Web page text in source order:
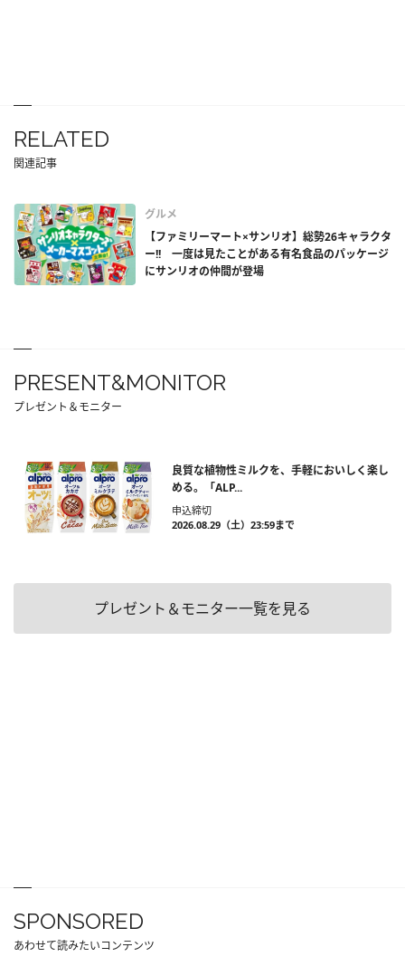
RELATED
関連記事
グルメ
【ファミリーマート×サンリオ】総勢26キャラクタ
ー!! 一度は見たことがある有名食品のパッケージ
にサンリオの仲間が登場
PRESENT&MONITOR
プレゼント＆モニター
良質な植物性ミルクを、手軽においしく楽し
める。「ALP...
申込締切
2026.08.29（土）23:59まで
プレゼント＆モニター一覧を見る
SPONSORED
あわせて読みたいコンテンツ